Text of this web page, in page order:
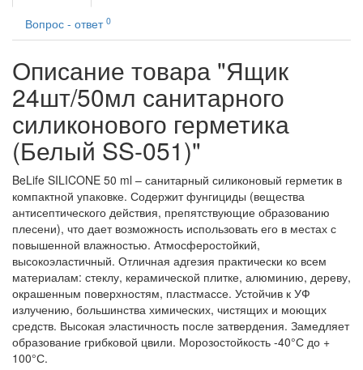
Вопрос - ответ 0
Описание товара "Ящик
24шт/50мл санитарного
силиконового герметика
(Белый SS-051)"
BeLife SILICONE 50 ml – санитарный силиконовый герметик в
компактной упаковке. Содержит фунгициды (вещества
антисептического действия, препятствующие образованию
плесени), что дает возможность использовать его в местах с
повышенной влажностью. Атмосферостойкий,
высокоэластичный. Отличная адгезия практически ко всем
материалам: стеклу, керамической плитке, алюминию, дереву,
окрашенным поверхностям, пластмассе. Устойчив к УФ
излучению, большинства химических, чистящих и моющих
средств. Высокая эластичность после затвердения. Замедляет
образование грибковой цвили. Морозостойкость -40°С до +
100°С.